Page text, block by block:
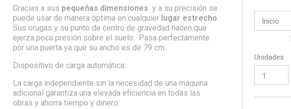
mostrarlo aceptas los Términos y
condicionesy las cookies de youtube.com.
VER VÍDEO ACEPTAR SIEMPRE
Gracias a sus pequeñas dimensiones y a su precisión se
puede usar de manera óptima en cualquier lugar estrecho.
Sus orugas y su punto de centro de gravedad hacen que
ejerza poca presión sobre el suelo. Pasa perfectamente
por una puerta ya que su ancho es de 79 cm.
Dispositivo de carga automática:
La carga independiente sin la necesidad de una máquina
adicional garantiza una elevada eficiencia en todas las
obras y ahorra tiempo y dinero.
Inicio
Unidades